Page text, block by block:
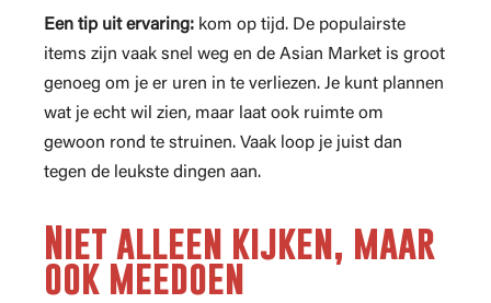
Een tip uit ervaring: kom op tijd. De populairste
items zijn vaak snel weg en de Asian Market is groot
genoeg om je er uren in te verliezen. Je kunt plannen
wat je echt wil zien, maar laat ook ruimte om
gewoon rond te struinen. Vaak loop je juist dan
tegen de leukste dingen aan.
Niet alleen kijken, maar
ook meedoen